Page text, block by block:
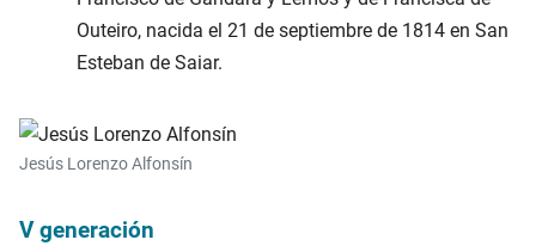
Outeiro, nacida el 21 de septiembre de 1814 en San
Esteban de Saiar.
Jesús Lorenzo Alfonsín
V generación